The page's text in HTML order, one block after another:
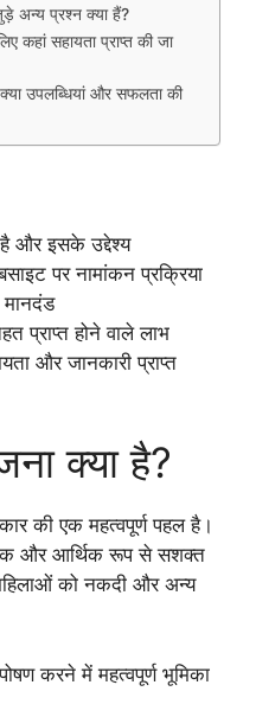
अन्य प्रश्न क्या हैं?
कहां सहायता प्राप्त की जा
क्या उपलब्धियां और सफलता की
और इसके उद्देश्य
पर नामांकन प्रक्रिया
मानदंड
प्राप्त होने वाले लाभ
और जानकारी प्राप्त
क्या है?
की एक महत्वपूर्ण पहल है।
और आर्थिक रूप से सशक्त
को नकदी और अन्य
करने में महत्वपूर्ण भूमिका